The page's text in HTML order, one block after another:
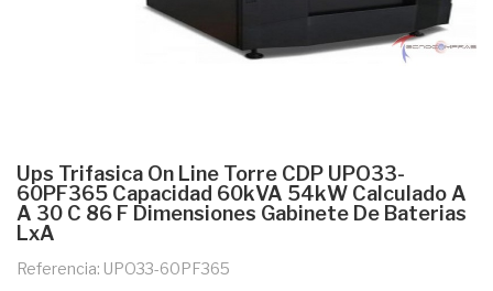
Ups Trifasica On Line Torre CDP UPO33-
60PF365 Capacidad 60kVA 54kW Calculado A
A 30 C 86 F Dimensiones Gabinete De Baterias
LxA
Referencia: UPO33-60PF365